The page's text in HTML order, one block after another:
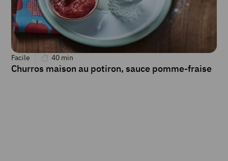
Facile 40 min
Churros maison au potiron, sauce pomme-fraise